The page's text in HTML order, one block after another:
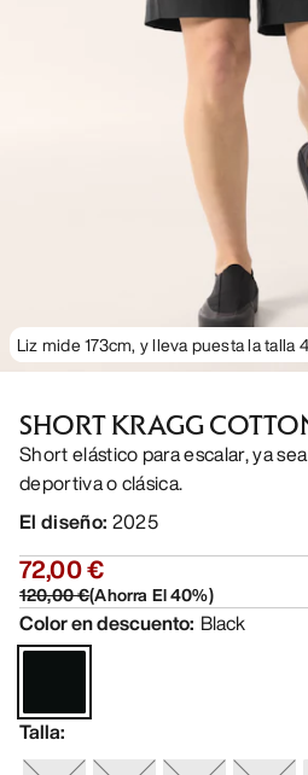
Liz mide 173cm, y lleva puesta la talla 4
SHORT KRAGG
Short elástico para escalar, ya
deportiva o clásica.
El diseño: 2025
72,00 €
120,00 €(Ahorra El40%)
Color en descuento: Black
Talla: